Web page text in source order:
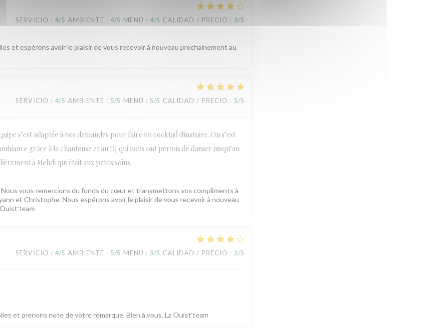
SERVICIO : 4/5 AMBIENTE : 4/5 MENÚ : 4/5 CALIDAD / PRECIO : 3/5
et espérons avoir le plaisir de vous recevoir à nouveau prochainement au
SERVICIO : 4/5 AMBIENTE : 5/5 MENÚ : 5/5 CALIDAD / PRECIO : 5/5
s’est adaptée à nos demandes pour faire un cocktail dînatoire. On s’est
grâce à la chanteuse et au DJ qui nous ont permis de danser jusqu’au
à Mehdi qui était aux petits soins.
vous remercions du fonds du cœur et transmettons vos compliments à
et Christophe. Nous espérons avoir le plaisir de vous recevoir à nouveau
SERVICIO : 4/5 AMBIENTE : 5/5 MENÚ : 3/5 CALIDAD / PRECIO : 3/5
et prenons note de votre remarque. Bien à vous, La Ouist'team